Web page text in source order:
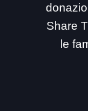
Share
le